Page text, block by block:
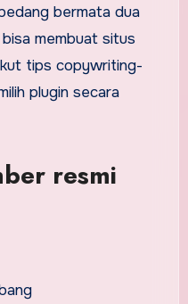
bermata dua
membuat situs
tips copywriting-
plugin secara
resmi